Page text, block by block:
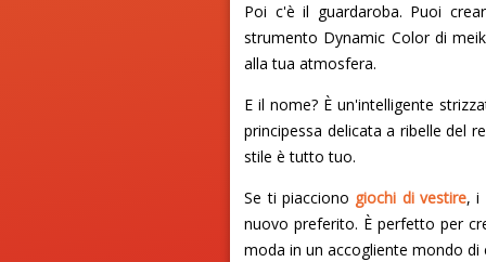
Poi c'è il guardaroba. Puoi
strumento Dynamic Color di
alla tua atmosfera.
E il nome? È un'intelligente
principessa delicata a ribelle del
stile è tutto tuo.
Se ti piacciono giochi di vestire, i
nuovo preferito. È perfetto per
moda in un accogliente mondo di